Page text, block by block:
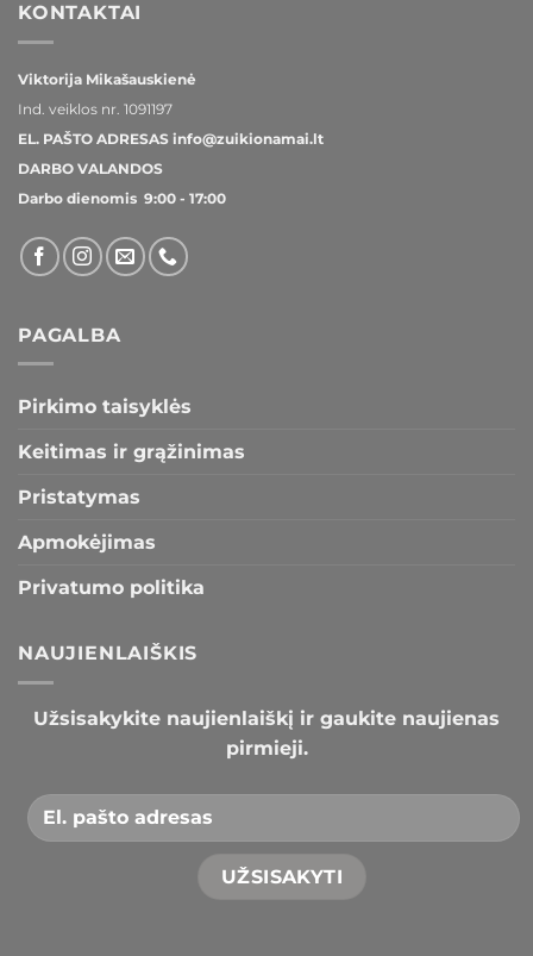
KONTAKTAI
Viktorija Mikašauskienė
Ind. veiklos nr. 1091197
EL. PAŠTO ADRESAS info@zuikionamai.lt
DARBO VALANDOS
Darbo dienomis 9:00 - 17:00
PAGALBA
Pirkimo taisyklės
Keitimas ir grąžinimas
Pristatymas
Apmokėjimas
Privatumo politika
NAUJIENLAIŠKIS
Užsisakykite naujienlaiškį ir gaukite naujienas
pirmieji.